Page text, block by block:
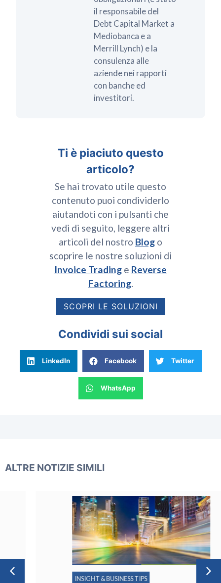
il responsabile del
Debt Capital Market a
Mediobanca e a
Merrill Lynch) e la
consulenza alle
aziende nei rapporti
con banche ed
investitori.
Ti è piaciuto questo
articolo?
Se hai trovato utile questo
contenuto puoi condividerlo
aiutandoti con i pulsanti che
vedi di seguito, leggere altri
articoli del nostro Blog o
scoprire le nostre soluzioni di
Invoice Trading e Reverse
Factoring.
SCOPRI LE SOLUZIONI
Condividi sui social
LinkedIn Facebook Twitter
WhatsApp
ALTRE NOTIZIE SIMILI
INSIGHT & BUSINESS TIPS